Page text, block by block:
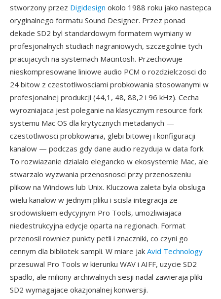
stworzony przez Digidesign okolo 1988 roku jako nastepca
oryginalnego formatu Sound Designer. Przez ponad
dekade SD2 byl standardowym formatem wymiany w
profesjonalnych studiach nagraniowych, szczegolnie tych
pracujacych na systemach Macintosh. Przechowuje
nieskompresowane liniowe audio PCM o rozdzielczosci do
24 bitow z czestotliwosciami probkowania stosowanymi w
profesjonalnej produkcji (44,1, 48, 88,2 i 96 kHz). Cecha
wyrozniajaca jest poleganie na klasycznym resource fork
systemu Mac OS dla krytycznych metadanych —
czestotliwosci probkowania, glebi bitowej i konfiguracji
kanalow — podczas gdy dane audio rezyduja w data fork.
To rozwiazanie dzialalo elegancko w ekosystemie Mac, ale
stwarzalo wyzwania przenosnosci przy przenoszeniu
plikow na Windows lub Unix. Kluczowa zaleta byla obsluga
wielu kanalow w jednym pliku i scisla integracja ze
srodowiskiem edycyjnym Pro Tools, umozliwiajaca
niedestrukcyjna edycje oparta na regionach. Format
przenosil rowniez punkty petli i znaczniki, co czyni go
cennym dla bibliotek sampli. W miare jak Avid Technology
przesuwal Pro Tools w kierunku WAV i AIFF, uzycie SD2
spadlo, ale miliony archiwalnych sesji nadal zawieraja pliki
SD2 wymagajace okazjonalnej konwersji.